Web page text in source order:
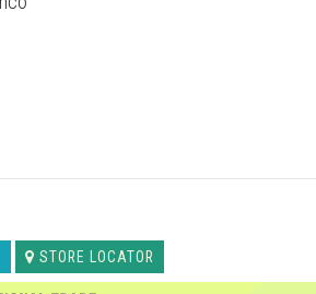
STORE LOCATOR